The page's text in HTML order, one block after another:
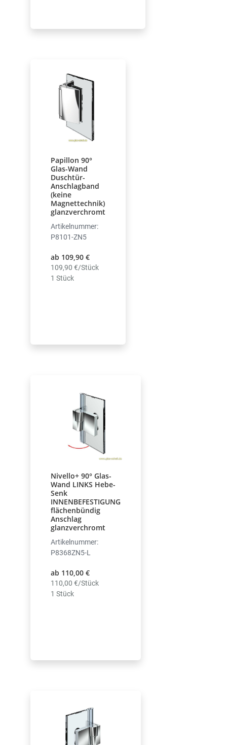
Papillon 90°
Glas-Wand
Duschtür-
Anschlagband
(keine
Magnettechnik)
glanzverchromt
Artikelnummer:
P8101-ZN5
ab 109,90 €
109,90 €/Stück
1 Stück
Nivello+ 90° Glas-
Wand LINKS Hebe-
Senk
INNENBEFESTIGUNG
flächenbündig
Anschlag
glanzverchromt
Artikelnummer:
P8368ZN5-L
ab 110,00 €
110,00 €/Stück
1 Stück